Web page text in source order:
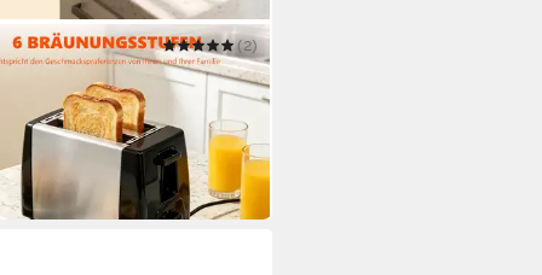
2-Scheiben-Toaster mit 6
und Stoppfunktion
(2)
UVP49,99 €
Werktagen bei dir